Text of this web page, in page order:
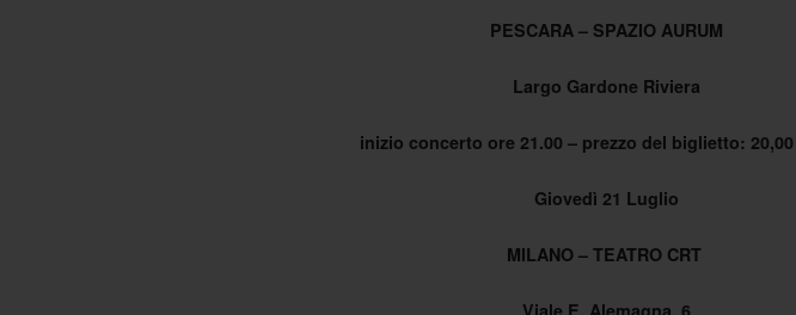
PESCARA – SPAZIO AURUM
Largo Gardone Riviera
inizio concerto ore 21.00 – prezzo del biglietto: 20,00
Giovedì 21 Luglio
MILANO – TEATRO CRT
Viale E. Alemagna, 6